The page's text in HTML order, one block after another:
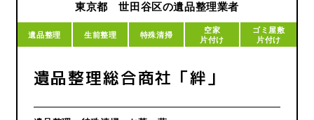
東京都 世田谷区の遺品整理業者
遺品整理 生前整理 特殊清掃
空家
片付け
ゴミ屋敷
片付け
遺品整理総合商社「絆」